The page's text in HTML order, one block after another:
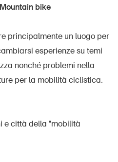
bike
principalmente un luogo per
esperienze su temi
nonché problemi nella
per la mobilità ciclistica.
e città della "mobilità